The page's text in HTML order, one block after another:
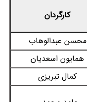
کارگردان
محسن عبدالوهاب
همایون اسعدیان
کمال تبریزی